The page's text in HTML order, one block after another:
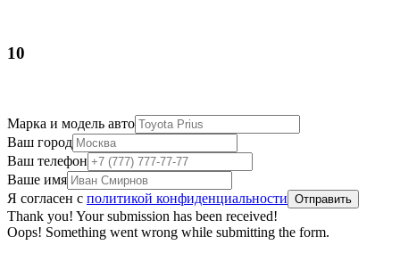
10
Марка и модель авто
Ваш город
Ваш телефон
Ваше имя
Я согласен с политикой конфиденциальности
Thank you! Your submission has been received!
Oops! Something went wrong while submitting the form.